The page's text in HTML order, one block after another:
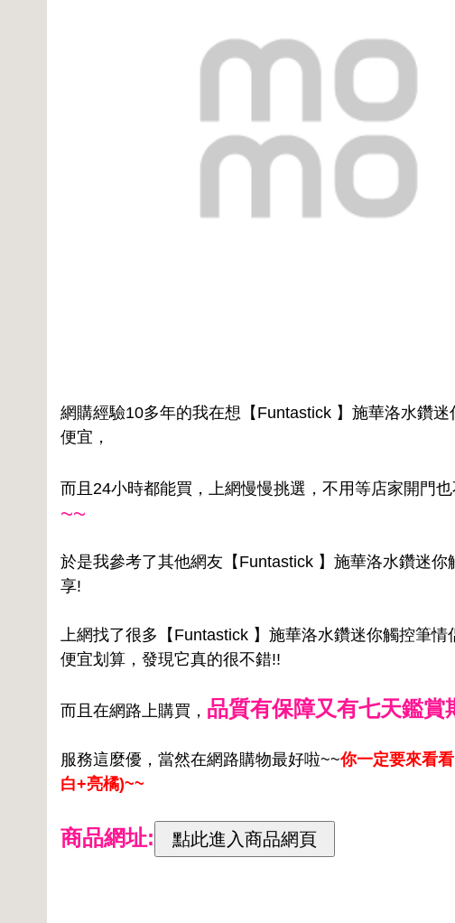
網購經驗10多年的我在想【Funtastick 】施華洛水鑽
便宜，
而且24小時都能買，上網慢慢挑選，不用等店家開門也
~~
於是我參考了其他網友【Funtastick 】施華洛水鑽迷
享!
上網找了很多【Funtastick 】施華洛水鑽迷你觸控筆
便宜划算，發現它真的很不錯!!
而且在網路上購買， 品質有保障又有七天鑑
服務這麼優，當然在網路購物最好啦~~你一定要來看
白+亮橘)~~
商品網址: